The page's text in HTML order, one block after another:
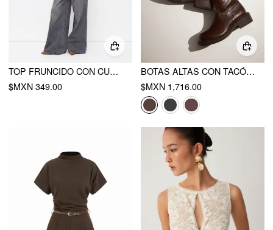
TOP FRUNCIDO CON CUELLO ASIMÉTRICO Y LAZO
$MXN 349.00
BOTAS ALTAS CON TACÓN CHUNKY Y HEBILLA
$MXN 1,716.00